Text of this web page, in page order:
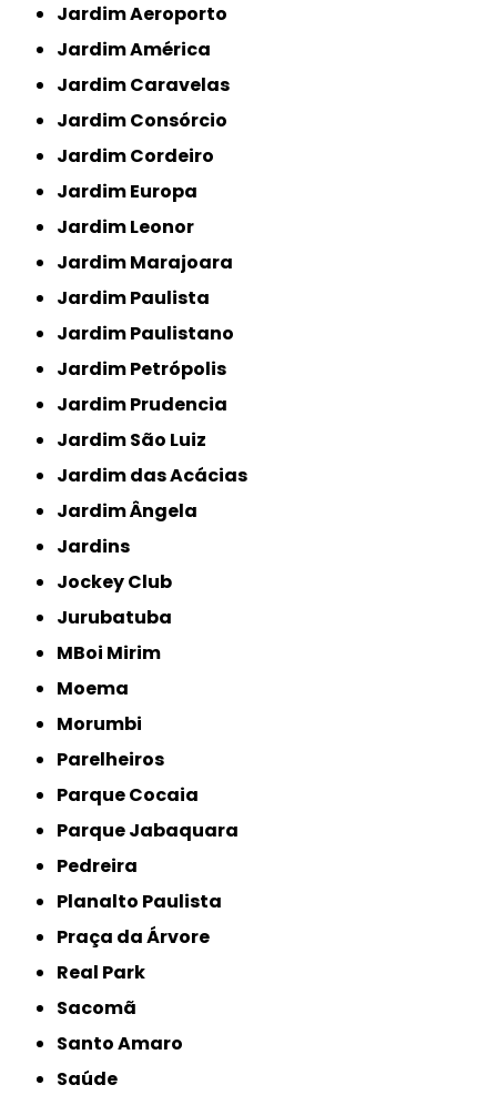
Jardim Aeroporto
Jardim América
Jardim Caravelas
Jardim Consórcio
Jardim Cordeiro
Jardim Europa
Jardim Leonor
Jardim Marajoara
Jardim Paulista
Jardim Paulistano
Jardim Petrópolis
Jardim Prudencia
Jardim São Luiz
Jardim das Acácias
Jardim Ângela
Jardins
Jockey Club
Jurubatuba
MBoi Mirim
Moema
Morumbi
Parelheiros
Parque Cocaia
Parque Jabaquara
Pedreira
Planalto Paulista
Praça da Árvore
Real Park
Sacomã
Santo Amaro
Saúde